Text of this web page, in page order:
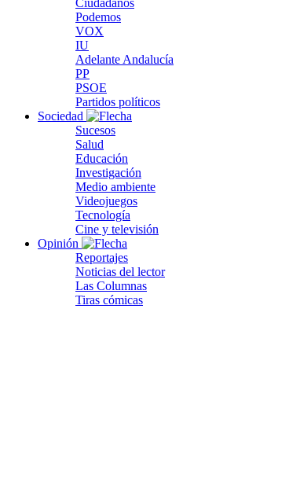
Ciudadanos
Podemos
VOX
IU
Adelante Andalucía
PP
PSOE
Partidos políticos
Sociedad
Sucesos
Salud
Educación
Investigación
Medio ambiente
Videojuegos
Tecnología
Cine y televisión
Opinión
Reportajes
Noticias del lector
Las Columnas
Tiras cómicas